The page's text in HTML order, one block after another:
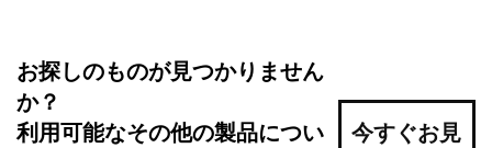
お探しのものが見つかりません
か？
利用可能なその他の製品につい
今すぐお見